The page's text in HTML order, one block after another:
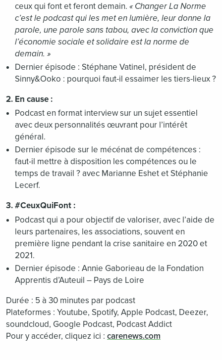
ceux qui font et feront demain. « Changer La Norme
c’est le podcast qui les met en lumière, leur donne la
parole, une parole sans tabou, avec la conviction que
l’économie sociale et solidaire est la norme de
demain. »
Dernier épisode : Stéphane Vatinel, président de
Sinny&Ooko : pourquoi faut-il essaimer les tiers-lieux ?
2. En cause :
Podcast en format interview sur un sujet essentiel
avec deux personnalités œuvrant pour l’intérêt
général.
Dernier épisode sur le mécénat de compétences :
faut-il mettre à disposition les compétences ou le
temps de travail ? avec Marianne Eshet et Stéphanie
Lecerf.
3. #CeuxQuiFont :
Podcast qui a pour objectif de valoriser, avec l’aide de
leurs partenaires, les associations, souvent en
première ligne pendant la crise sanitaire en 2020 et
2021.
Dernier épisode : Annie Gaborieau de la Fondation
Apprentis d’Auteuil – Pays de Loire
Durée : 5 à 30 minutes par podcast
Plateformes : Youtube, Spotify, Apple Podcast, Deezer,
soundcloud, Google Podcast, Podcast Addict
Pour y accéder, cliquez ici : carenews.com